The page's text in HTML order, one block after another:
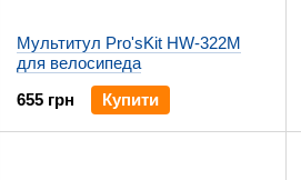
Мультитул Pro'sKit HW-322M
для велосипеда
655 грн
Купити